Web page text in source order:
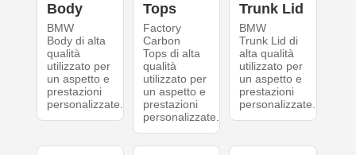
Body
BMW
Body di alta
qualità
utilizzato per
un aspetto e
prestazioni
personalizzate.
Tops
Factory
Carbon
Tops di alta
qualità
utilizzato per
un aspetto e
prestazioni
personalizzate.
Trunk Lid
BMW
Trunk Lid di
alta qualità
utilizzato per
un aspetto e
prestazioni
personalizzate.